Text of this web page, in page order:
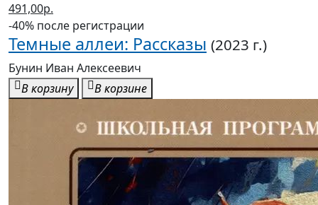
491,00р.
-40% после регистрации
Темные аллеи: Рассказы (2023 г.)
Бунин Иван Алексеевич
В корзину
В корзине